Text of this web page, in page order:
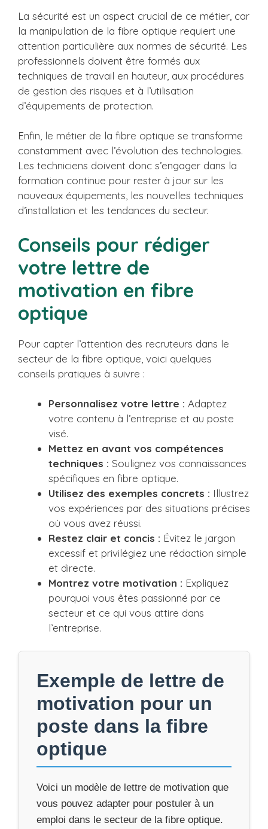
La sécurité est un aspect crucial de ce métier, car
la manipulation de la fibre optique requiert une
attention particulière aux normes de sécurité. Les
professionnels doivent être formés aux
techniques de travail en hauteur, aux procédures
de gestion des risques et à l’utilisation
d’équipements de protection.
Enfin, le métier de la fibre optique se transforme
constamment avec l’évolution des technologies.
Les techniciens doivent donc s’engager dans la
formation continue pour rester à jour sur les
nouveaux équipements, les nouvelles techniques
d’installation et les tendances du secteur.
Conseils pour rédiger
votre lettre de
motivation en fibre
optique
Pour capter l’attention des recruteurs dans le
secteur de la fibre optique, voici quelques
conseils pratiques à suivre :
Personnalisez votre lettre : Adaptez
votre contenu à l’entreprise et au poste
visé.
Mettez en avant vos compétences
techniques : Soulignez vos connaissances
spécifiques en fibre optique.
Utilisez des exemples concrets : Illustrez
vos expériences par des situations précises
où vous avez réussi.
Restez clair et concis : Évitez le jargon
excessif et privilégiez une rédaction simple
et directe.
Montrez votre motivation : Expliquez
pourquoi vous êtes passionné par ce
secteur et ce qui vous attire dans
l’entreprise.
Exemple de lettre de
motivation pour un
poste dans la fibre
optique
Voici un modèle de lettre de motivation que
vous pouvez adapter pour postuler à un
emploi dans le secteur de la fibre optique.